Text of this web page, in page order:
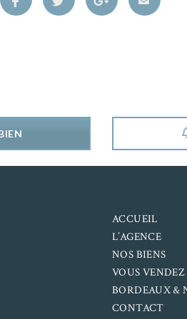
ACCUEIL
L’AGENCE
NOS BIENS
VOUS VENDEZ
BORDEAUX &
CONTACT